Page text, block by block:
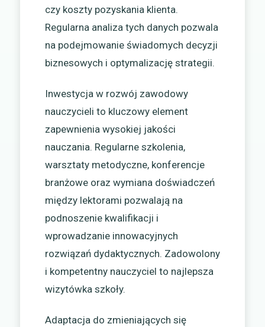
czy koszty pozyskania klienta.
Regularna analiza tych danych pozwala
na podejmowanie świadomych decyzji
biznesowych i optymalizację strategii.
Inwestycja w rozwój zawodowy
nauczycieli to kluczowy element
zapewnienia wysokiej jakości
nauczania. Regularne szkolenia,
warsztaty metodyczne, konferencje
branżowe oraz wymiana doświadczeń
między lektorami pozwalają na
podnoszenie kwalifikacji i
wprowadzanie innowacyjnych
rozwiązań dydaktycznych. Zadowolony
i kompetentny nauczyciel to najlepsza
wizytówka szkoły.
Adaptacja do zmieniających się